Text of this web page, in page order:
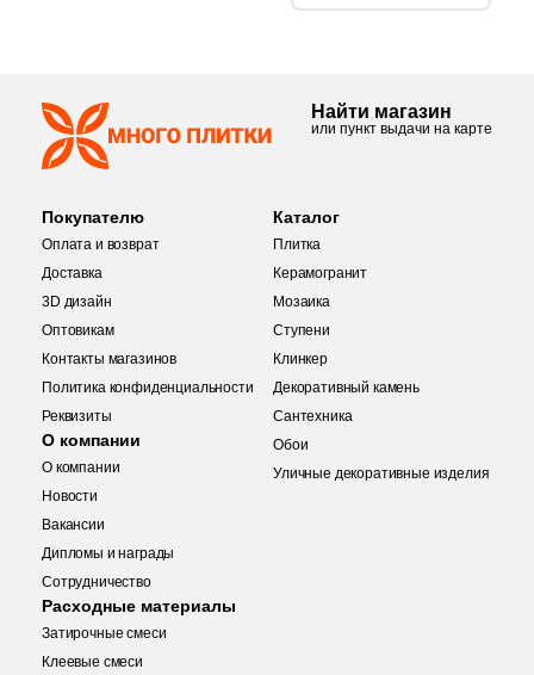
Бетон (341)
Геометрия (60
Гранит (1
Дерево (127
Кирпич (11)
Кожа (21)
Котто (9
Лофт (67)
Майолика (6)
Купить в 1 клик
Количество
Заявка на бесплатный 3D дизайн
Обратная связь
Найти магазин
или пункт выдачи на карте
Покупателю
Оплата и возврат
Доставка
3D дизайн
Оптовикам
Контакты магазинов
Политика конфиденциальности
Реквизиты
О компании
О компании
Новости
Вакансии
Дипломы и награды
Сотрудничество
Расходные материалы
Затирочные смеси
Клеевые смеси
Каталог
Плитка
Керамогранит
Мозаика
Ступени
Клинкер
Декоративный камень
Сантехника
Обои
Уличные декоративные изделия